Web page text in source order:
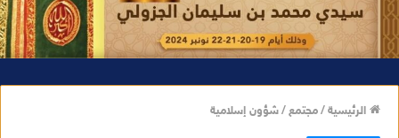
الرئيسية/مجتمع/شؤون إسلامية